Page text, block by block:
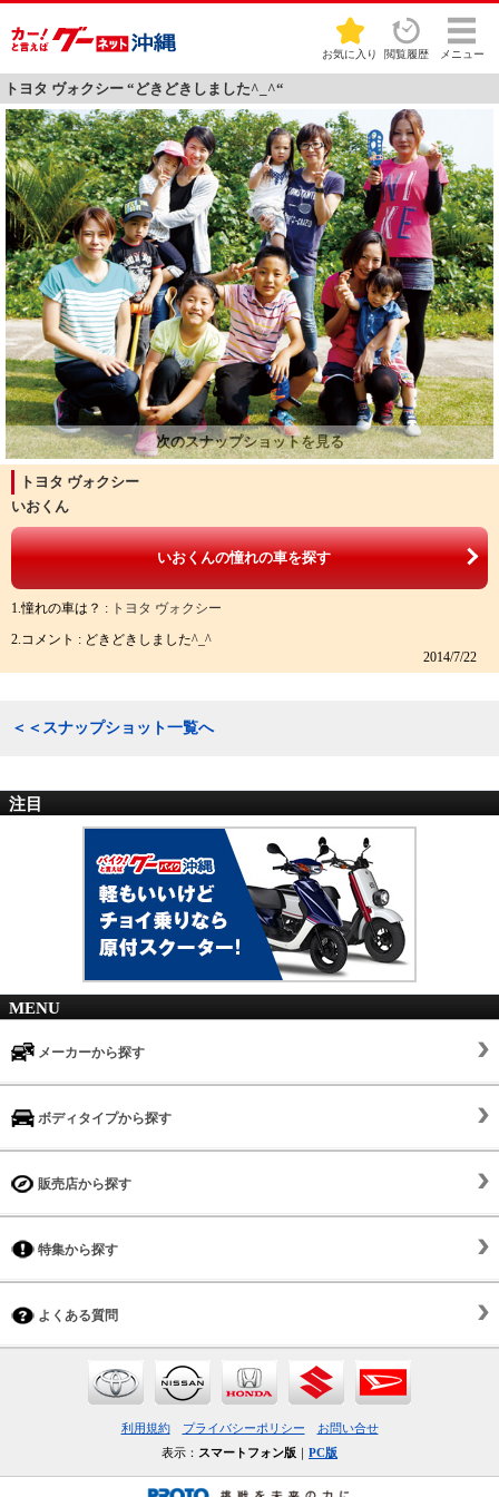
お気に入り 閲覧履歴 メニュー
トヨタ ヴォクシー “どきどきしました^_^“
トヨタ ヴォクシー
いおくん
いおくんの憧れの車を探す
1.憧れの車は？ : トヨタ ヴォクシー
2.コメント : どきどきしました^_^
2014/7/22
＜＜スナップショット一覧へ
注目
MENU
メーカーから探す
ボディタイプから探す
販売店から探す
特集から探す
よくある質問
利用規約 プライバシーポリシー
お問い合せ
表示： スマートフォン版 ｜ PC版